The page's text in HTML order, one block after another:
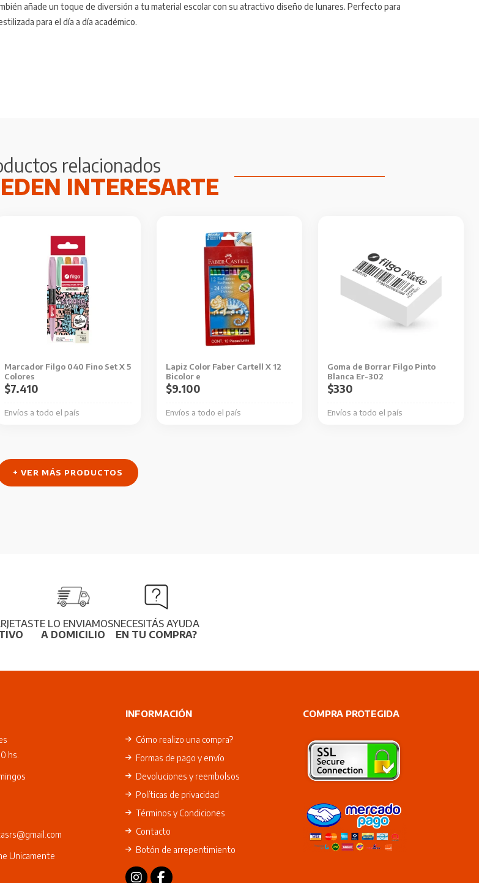
añade un toque de diversión a tu material escolar con su atractivo diseño de lunares. Perfecto para
para el día a día académico.
relacionados
Marcador Filgo 040 Fino Set X 5
Colores
Envíos a todo el país
$7.410
Lapiz Color Faber Cartell X 12
Bicolor e
Envíos a todo el país
$9.100
Goma de Borrar Filgo Pinto
Blanca Er-302
Envíos a todo el país
$330
+ VER MÁS PRODUCTOS
TE LO ENVIAMOS
A DOMICILIO
NECESITÁS AYUDA
EN TU COMPRA?
hs.
Unicamente
INFORMACIÓN
Cómo realizo una compra?
Formas de pago y envío
Devoluciones y reembolsos
Políticas de privacidad
Términos y Condiciones
Contacto
Botón de arrepentimiento
COMPRA PROTEGIDA